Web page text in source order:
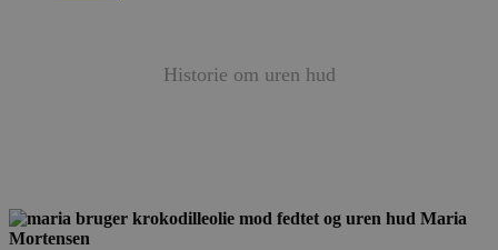
Historie om uren hud
Maria
Mortensen